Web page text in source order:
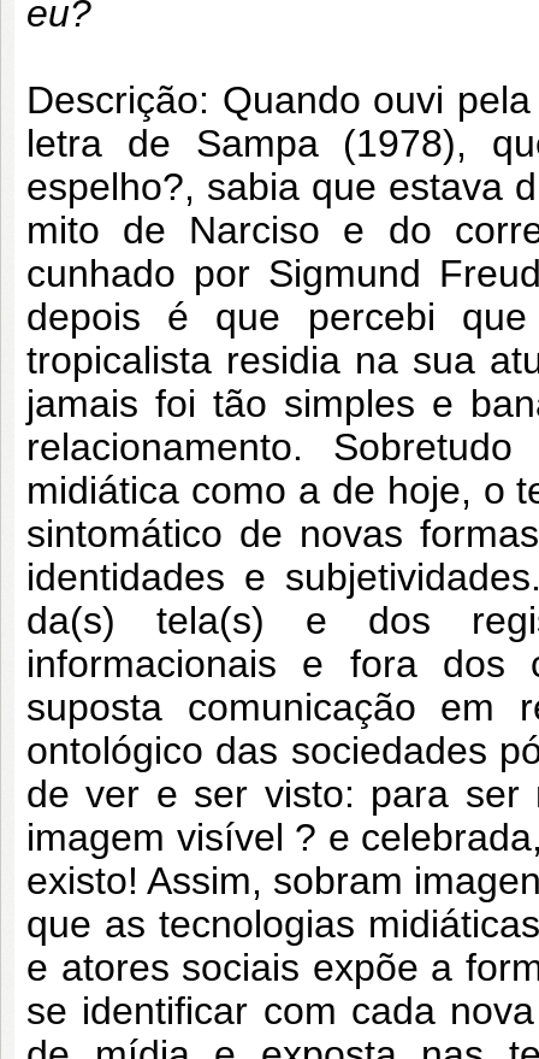
eu?
Descrição: Quando ouvi
letra de Sampa (1978),
espelho?, sabia que estava
mito de Narciso e do
cunhado por Sigmund
depois é que percebi
tropicalista residia na sua
jamais foi tão simples e
relacionamento.
midiática como a de hoje, o
sintomático de novas
identidades e
da(s) tela(s) e dos
informacionais e fora dos
suposta comunicação
ontológico das sociedades
de ver e ser visto: para ser
imagem visível ? e
existo! Assim, sobram
que as tecnologias
e atores sociais expõe a
se identificar com cada